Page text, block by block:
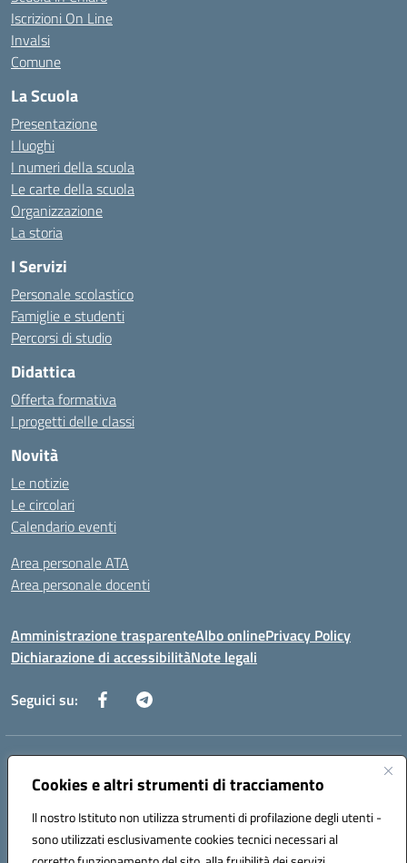
Cookies e altri strumenti di tracciamento
Il nostro Istituto non utilizza strumenti di profilazione degli utenti -
sono utilizzati esclusivamente cookies tecnici necessari al
Iscrizioni On Line
Invalsi
Comune
La Scuola
Presentazione
I luoghi
I numeri della scuola
Le carte della scuola
Organizzazione
La storia
I Servizi
Personale scolastico
Famiglie e studenti
Percorsi di studio
Didattica
Offerta formativa
I progetti delle classi
Novità
Le notizie
Le circolari
Calendario eventi
Area personale ATA
Area personale docenti
Amministrazione trasparenteAlbo onlinePrivacy Policy
Dichiarazione di accessibilitàNote legali
Seguici su:
Indirizzo:
Centralino:0823904424 Email:ceic8ax00c@istruzione.it
Codice fiscale: 95005860614
Codice meccanografico:
CEIC8AX00C